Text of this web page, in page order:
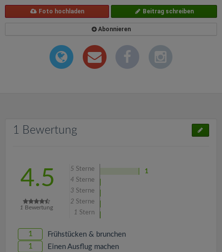
Foto hochladen Beitrag schreiben
Abonnieren
1 Bewertung
4.5
1 Bewertung
5 Sterne
1
4 Sterne
3 Sterne
2 Sterne
1 Stern
1 Frühstücken & brunchen
1 Einen Ausflug machen